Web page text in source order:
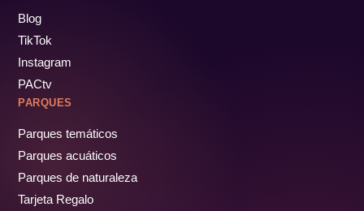
Blog
TikTok
Instagram
PACtv
PARQUES
Parques temáticos
Parques acuáticos
Parques de naturaleza
Tarjeta Regalo